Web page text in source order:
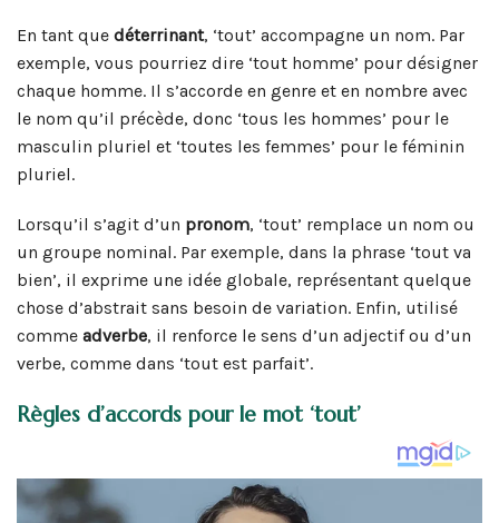
En tant que déterrinant, ‘tout’ accompagne un nom. Par
exemple, vous pourriez dire ‘tout homme’ pour désigner
chaque homme. Il s’accorde en genre et en nombre avec
le nom qu’il précède, donc ‘tous les hommes’ pour le
masculin pluriel et ‘toutes les femmes’ pour le féminin
pluriel.
Lorsqu’il s’agit d’un pronom, ‘tout’ remplace un nom ou
un groupe nominal. Par exemple, dans la phrase ‘tout va
bien’, il exprime une idée globale, représentant quelque
chose d’abstrait sans besoin de variation. Enfin, utilisé
comme adverbe, il renforce le sens d’un adjectif ou d’un
verbe, comme dans ‘tout est parfait’.
Règles d’accords pour le mot ‘tout’